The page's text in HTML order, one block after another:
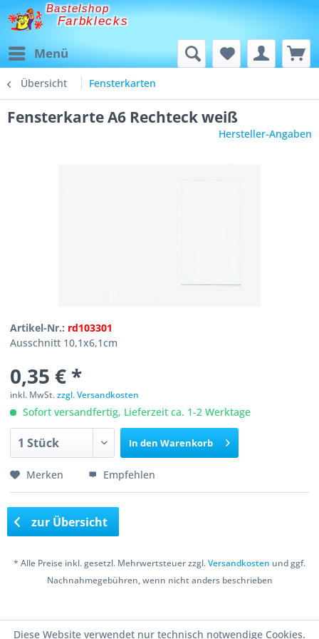
Bastelshop
Farbklecks
Menü
Übersicht Fensterkarten
Fensterkarte A6 Rechteck weiß
Hersteller-Angaben
Artikel-Nr.: rd103301
Ausschnitt 10,1x6,1cm
0,35 € *
inkl. MwSt.zzgl. Versandkosten
Sofort versandfertig, Lieferzeit ca. 1-2 Werktage
In den Warenkorb
Merken Empfehlen
zur Übersicht
* Alle Preise inkl. gesetzl. Mehrwertsteuer zzgl.Versandkosten und ggf.
Nachnahmegebühren, wenn nicht anders beschrieben
Diese Website verwendet nur technisch notwendige Cookies.